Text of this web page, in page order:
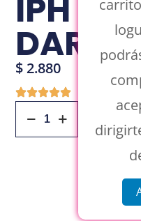
IPH 15
DARK
$2.880